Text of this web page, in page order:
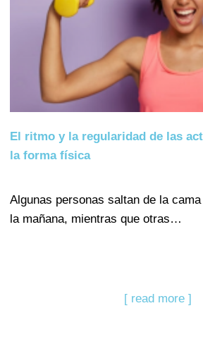
El ritmo y la regularidad de las
la forma física
Algunas personas saltan de la
la mañana, mientras que otras…
[ read more ]